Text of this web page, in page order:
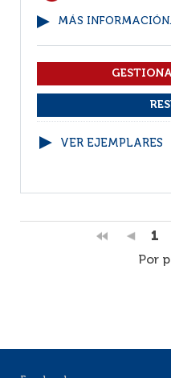
MÁS
VER EJEMPLARES
1
Por